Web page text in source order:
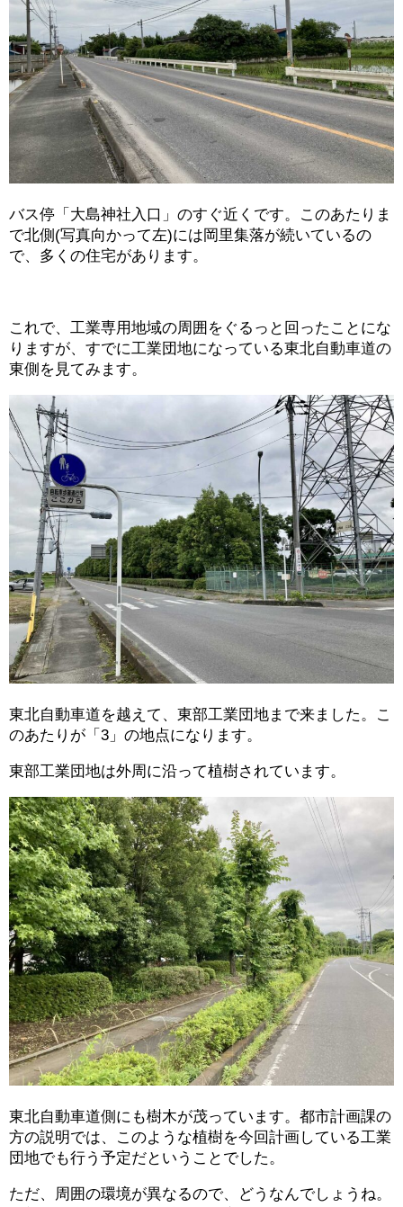
バス停「大島神社入口」のすぐ近くです。このあたりま
で北側(写真向かって左)には岡里集落が続いているの
で、多くの住宅があります。
これで、工業専用地域の周囲をぐるっと回ったことにな
りますが、すでに工業団地になっている東北自動車道の
東側を見てみます。
東北自動車道を越えて、東部工業団地まで来ました。こ
のあたりが「3」の地点になります。
東部工業団地は外周に沿って植樹されています。
東北自動車道側にも樹木が茂っています。都市計画課の
方の説明では、このような植樹を今回計画している工業
団地でも行う予定だということでした。
ただ、周囲の環境が異なるので、どうなんでしょうね。